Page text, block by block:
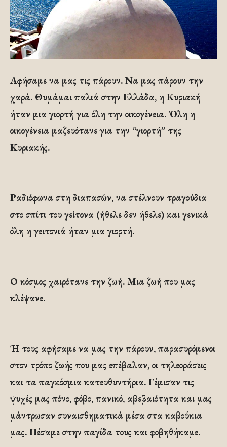
Αφήσαμε να μας τις πάρουν. Να μας πάρουν την
χαρά. Θυμάμαι παλιά στην Ελλάδα, η Κυριακή
ήταν μια γιορτή για όλη την οικογένεια. Όλη η
οικογένεια μαζευότανε για την “γιορτή” της
Κυριακής.
Ραδιόφωνα στη διαπασών, να στέλνουν τραγούδια
στο σπίτι του γείτονα (ήθελε δεν ήθελε) και γενικά
όλη η γειτονιά ήταν μια γιορτή.
Ο κόσμος χαιρότανε την ζωή. Μια ζωή που μας
κλέψανε.
Ή τους αφήσαμε να μας την πάρουν, παρασυρόμενοι
στον τρόπο ζωής που μας επέβαλαν, οι τηλεοράσεις
και τα παγκόσμια κατευθυντήρια. Γέμισαν τις
ψυχές μας πόνο, φόβο, πανικό, αβεβαιότητα και μας
μάντρωσαν συναισθηματικά μέσα στα καβούκια
μας. Πέσαμε στην παγίδα τους και φοβηθήκαμε.